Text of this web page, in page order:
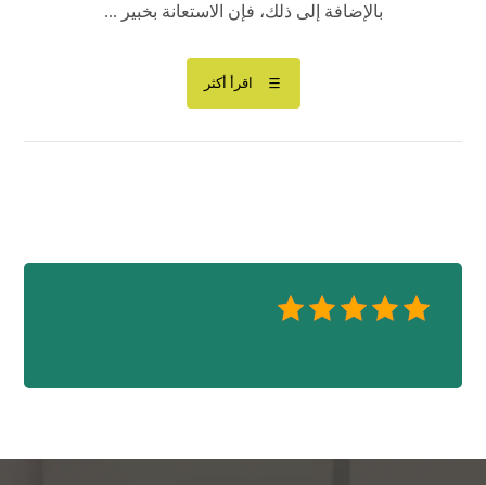
بالإضافة إلى ذلك، فإن الاستعانة بخبير ...
اقرأ أكثر